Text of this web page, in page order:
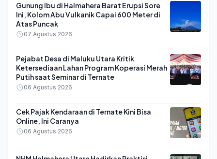
Gunung Ibu di Halmahera Barat Erupsi Sore
Ini, Kolom Abu Vulkanik Capai 600 Meter di
Atas Puncak
07 Agustus 2026
Pejabat Desa di Maluku Utara Kritik
Ketersediaan Lahan Program Koperasi Merah
Putih saat Seminar di Ternate
06 Agustus 2026
Cek Pajak Kendaraan di Ternate Kini Bisa
Online, Ini Caranya
06 Agustus 2026